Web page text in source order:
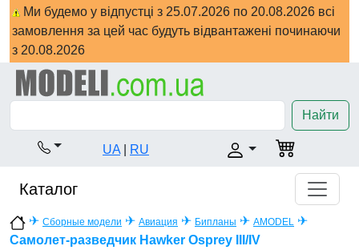
Ми будемо у відпустці з 25.07.2026 по 20.08.2026 всі
замовлення за цей час будуть відвантажені починаючи
з 20.08.2026
Найти
UA RU
Каталог
✈ Сборные модели ✈ Авиация ✈ Бипланы ✈ AMODEL ✈
Самолет-разведчик Hawker Osprey III/IV